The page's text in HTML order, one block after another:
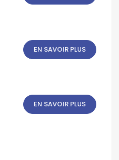
EN SAVOIR PLUS
EN SAVOIR PLUS